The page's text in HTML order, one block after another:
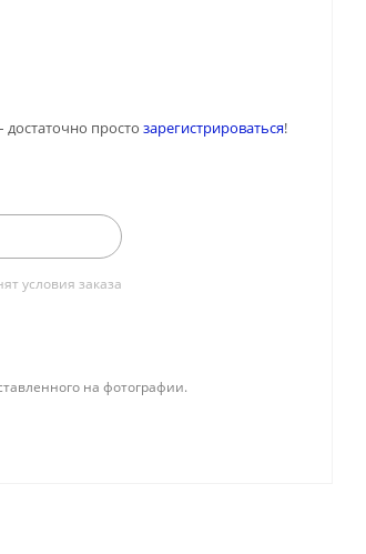
просто зарегистрироваться!
условия заказа
на фотографии.